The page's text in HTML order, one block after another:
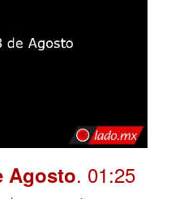
Agosto. 01:25